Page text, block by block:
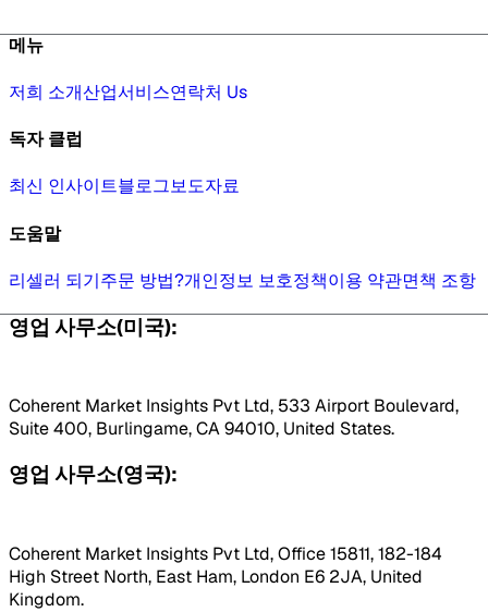
메뉴
저희 소개산업서비스연락처 Us
독자 클럽
최신 인사이트블로그보도자료
도움말
리셀러 되기주문 방법?개인정보 보호정책이용 약관면책 조항
영업 사무소(미국):
Coherent Market Insights Pvt Ltd, 533 Airport Boulevard,
Suite 400, Burlingame, CA 94010, United States.
영업 사무소(영국):
Coherent Market Insights Pvt Ltd, Office 15811, 182-184
High Street North, East Ham, London E6 2JA, United
Kingdom.